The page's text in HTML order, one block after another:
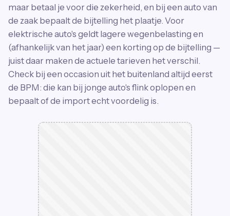
maar betaal je voor die zekerheid, en bij een auto van
de zaak bepaalt de bijtelling het plaatje. Voor
elektrische auto's geldt lagere wegenbelasting en
(afhankelijk van het jaar) een korting op de bijtelling —
juist daar maken de actuele tarieven het verschil.
Check bij een occasion uit het buitenland altijd eerst
de BPM: die kan bij jonge auto's flink oplopen en
bepaalt of de import echt voordelig is.